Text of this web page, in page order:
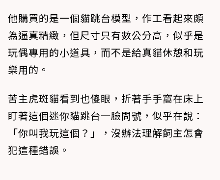
他購買的是一個貓跳台模型，作工看起來頗
為逼真精緻，但尺寸只有數公分高，似乎是
玩偶專用的小道具，而不是給真貓休憩和玩
樂用的。
苦主虎斑貓看到也傻眼，折著手手窩在床上
盯著這個迷你貓跳台一臉問號，似乎在說：
「你叫我玩這個？」，沒辦法理解飼主怎會
犯這種錯誤。